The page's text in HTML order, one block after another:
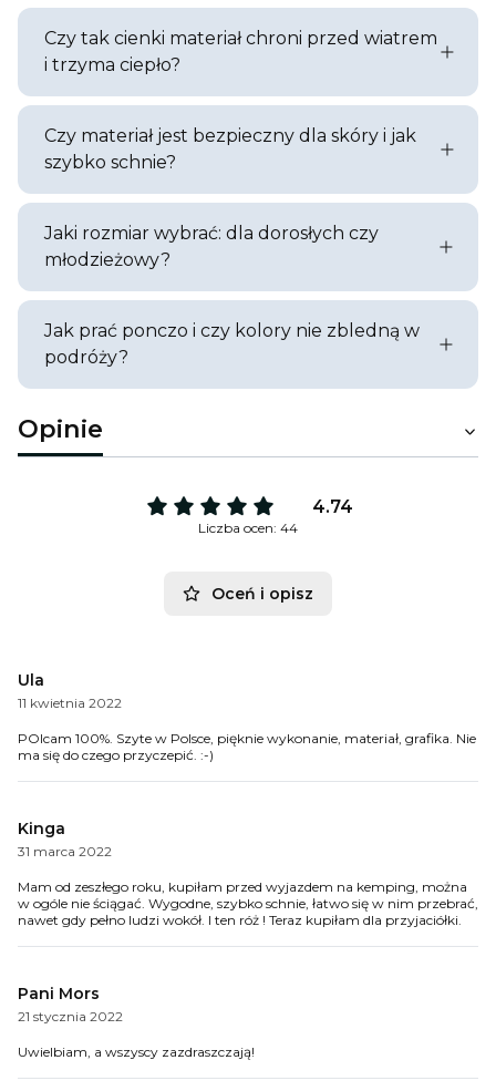
Czy tak cienki materiał chroni przed wiatrem
i trzyma ciepło?
Czy materiał jest bezpieczny dla skóry i jak
szybko schnie?
Jaki rozmiar wybrać: dla dorosłych czy
młodzieżowy?
Jak prać ponczo i czy kolory nie zbledną w
podróży?
Opinie
4.74
Liczba ocen: 44
Oceń i opisz
Ula
11 kwietnia 2022
POlcam 100%. Szyte w Polsce, pięknie wykonanie, materiał, grafika. Nie
ma się do czego przyczepić. :-)
Kinga
31 marca 2022
Mam od zeszłego roku, kupiłam przed wyjazdem na kemping, można
w ogóle nie ściągać. Wygodne, szybko schnie, łatwo się w nim przebrać,
nawet gdy pełno ludzi wokół. I ten róż ! Teraz kupiłam dla przyjaciółki.
Pani Mors
21 stycznia 2022
Uwielbiam, a wszyscy zazdraszczają!